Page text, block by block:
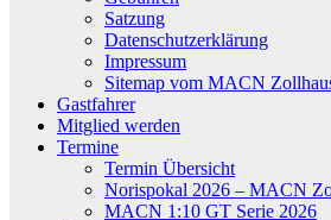
Satzung
Datenschutzerklärung
Impressum
Sitemap vom MACN
Gastfahrer
Mitglied werden
Termine
Termin Übersicht
Norispokal 2026 – MACN
MACN 1:10 GT Serie 2026